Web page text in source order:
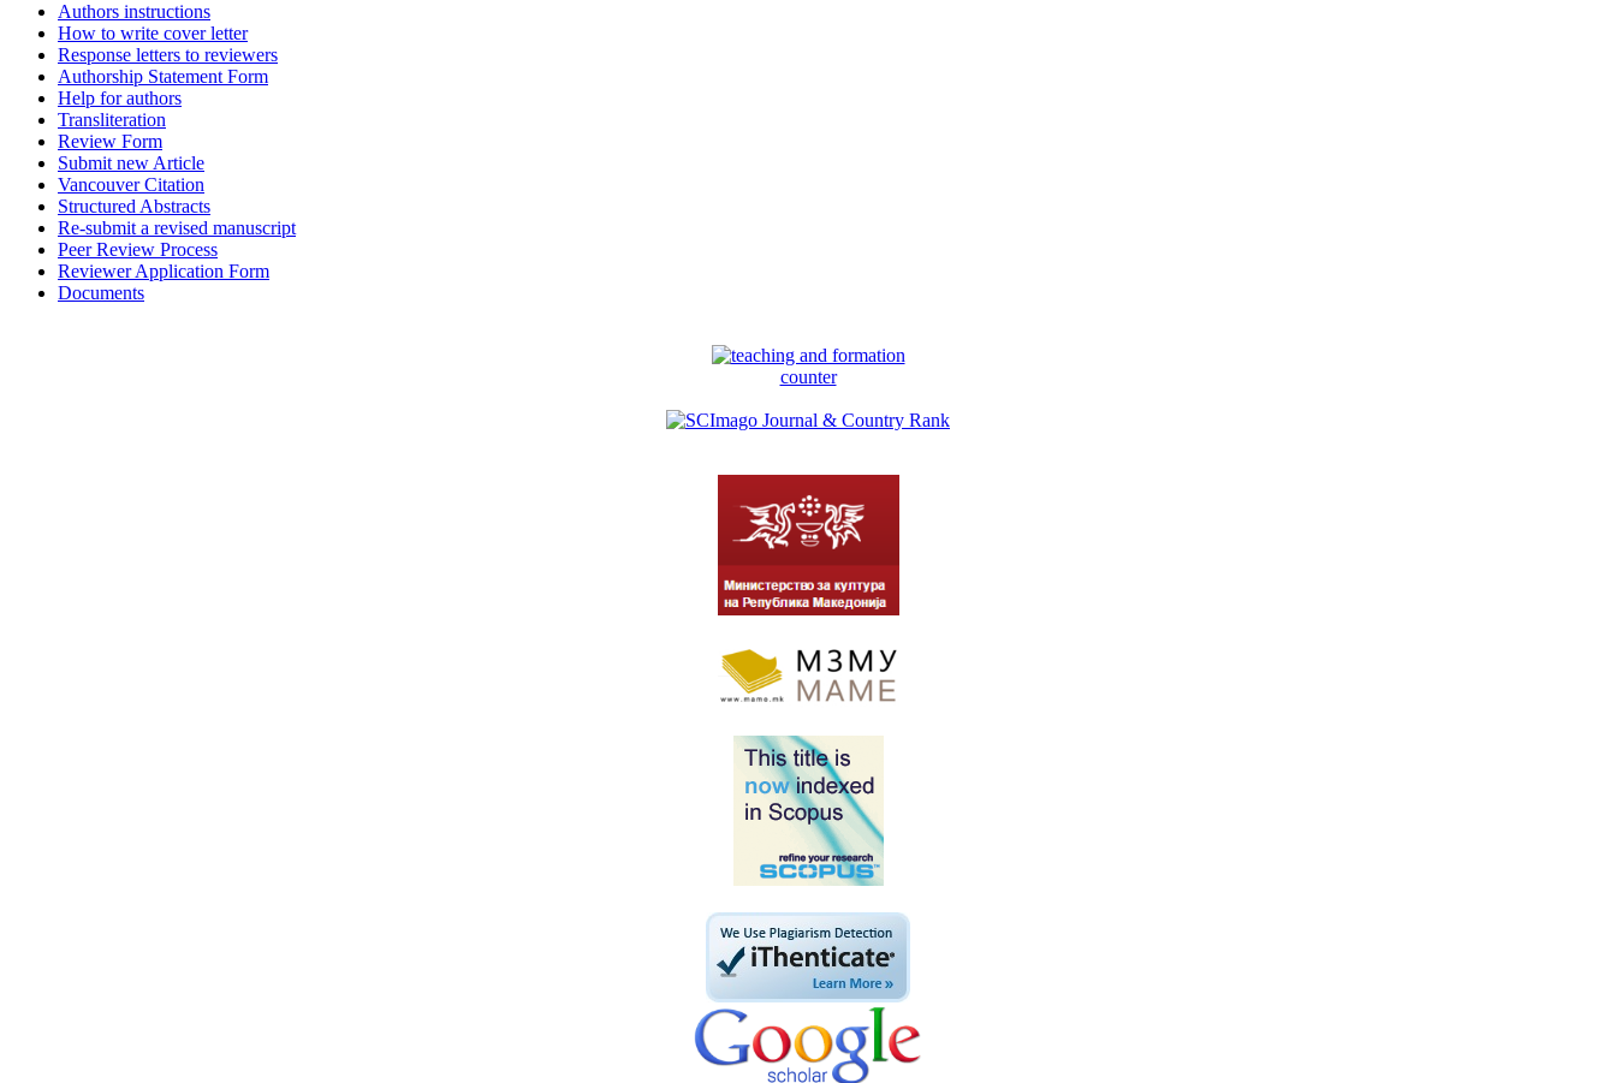
Authors instructions
How to write cover letter
Response letters to reviewers
Authorship Statement Form
Help for authors
Transliteration
Review Form
Submit new Article
Vancouver Citation
Structured Abstracts
Re-submit a revised manuscript
Peer Review Process
Reviewer Application Form
Documents
counter